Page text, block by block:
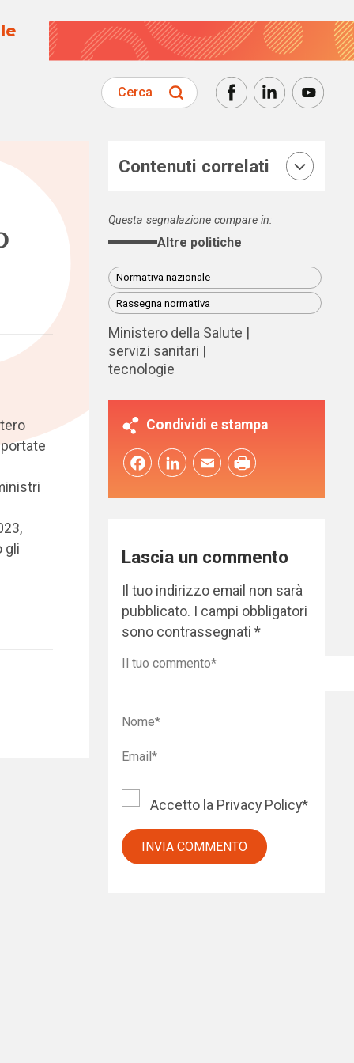
Cerca
gli
Contenuti correlati
Questa segnalazione compare in:
Altre politiche
Normativa nazionale
Rassegna normativa
Ministero della Salute
servizi sanitari
tecnologie
Condividi e stampa
FacebookLinkedInEmail
Lascia un commento
Il tuo indirizzo email non sarà
pubblicato. I campi obbligatori
sono contrassegnati*
Accetto la Privacy Policy*